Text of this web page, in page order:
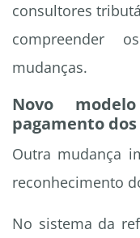
consultores
compreender
mudanças.
Novo
pagamento
Outra mudança
reconhecimento
No sistema da